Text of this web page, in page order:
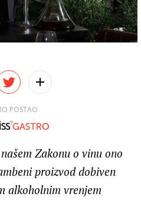
POSTAO
Zakonu o vinu ono
proizvod dobiven
alkoholnim vrenjem